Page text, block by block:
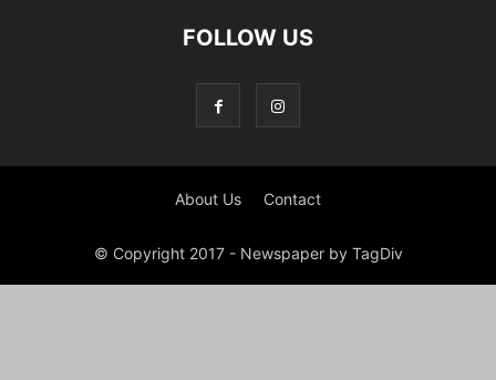
FOLLOW US
About Us Contact
© Copyright 2017 - Newspaper by TagDiv